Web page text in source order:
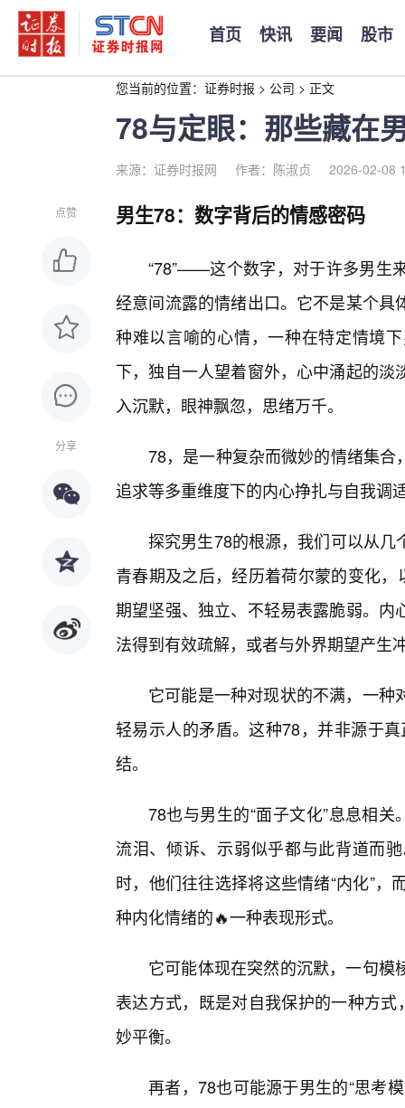
首页 快讯 要闻 股市
您当前的位置： 证券时报 > 公司 > 正文
78与定眼：那些藏在
来源：证券时报网 作者：陈淑贞 2026-02-08
点赞
分享
男生78：数字背后的情感密码
“78”——这个数字，对于许多男生
经意间流露的情绪出口。它不是某个
种难以言喻的心情，一种在特定情境
下，独自一人望着窗外，心中涌起的
入沉默，眼神飘忽，思绪万千。
78，是一种复杂而微妙的情绪集
追求等多重维度下的内心挣扎与自我调
探究男生78的根源，我们可以从
青春期及之后，经历着荷尔蒙的变化
期望坚强、独立、不轻易表露脆弱。
法得到有效疏解，或者与外界期望产生
它可能是一种对现状的不满，一
轻易示人的矛盾。这种78，并非源于
结。
78也与男生的“面子文化”息息相
流泪、倾诉、示弱似乎都与此背道而
时，他们往往选择将这些情绪“内化”
种内化情绪的🔥一种表现形式。
它可能体现在突然的沉默，一句
表达方式，既是对自我保护的一种方
妙平衡。
再者，78也可能源于男生的“思考